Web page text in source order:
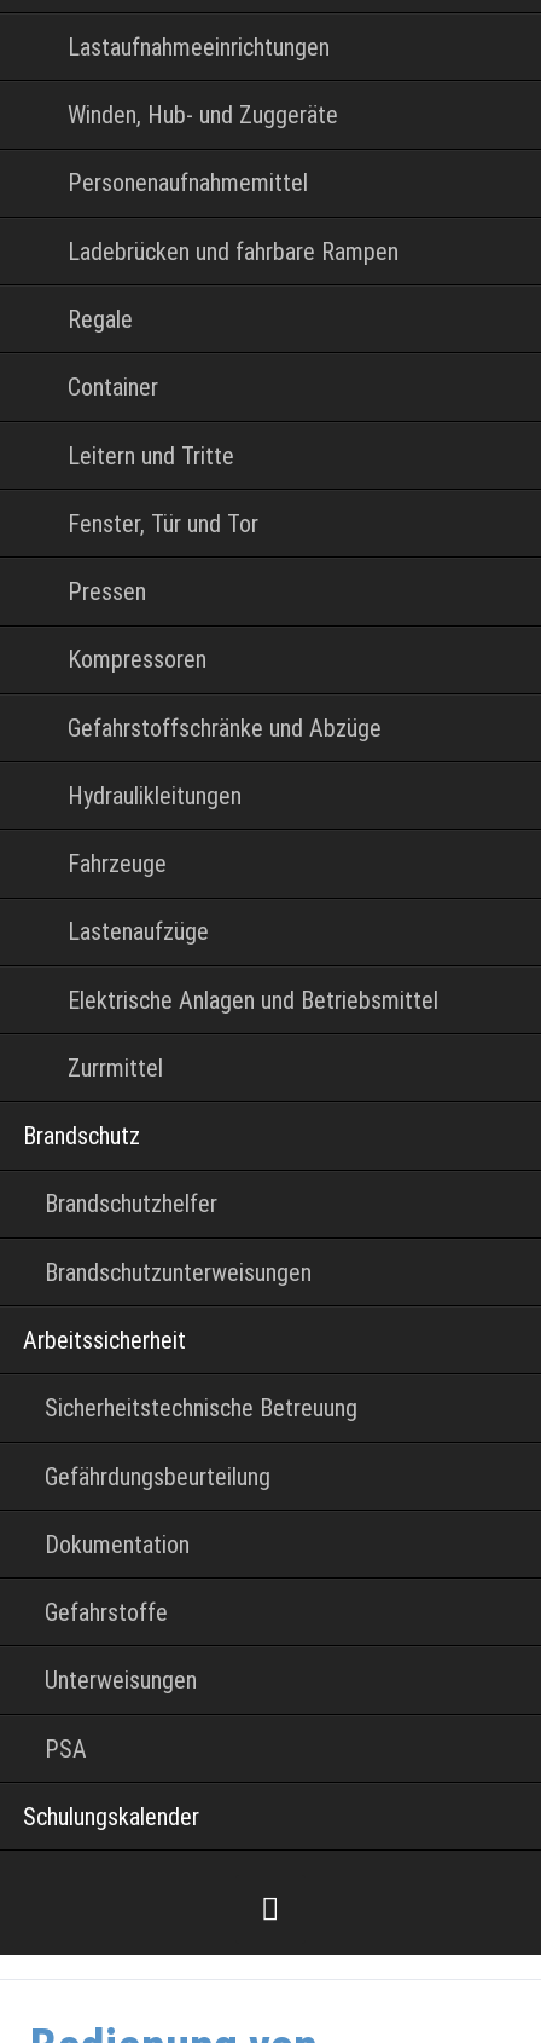
Lastaufnahmeeinrichtungen
Winden, Hub- und Zuggeräte
Personenaufnahmemittel
Ladebrücken und fahrbare Rampen
Regale
Container
Leitern und Tritte
Fenster, Tür und Tor
Pressen
Kompressoren
Gefahrstoffschränke und Abzüge
Hydraulikleitungen
Fahrzeuge
Lastenaufzüge
Elektrische Anlagen und Betriebsmittel
Zurrmittel
Brandschutz
Brandschutzhelfer
Brandschutzunterweisungen
Arbeitssicherheit
Sicherheitstechnische Betreuung
Gefährdungsbeurteilung
Dokumentation
Gefahrstoffe
Unterweisungen
PSA
Schulungskalender
Facebook